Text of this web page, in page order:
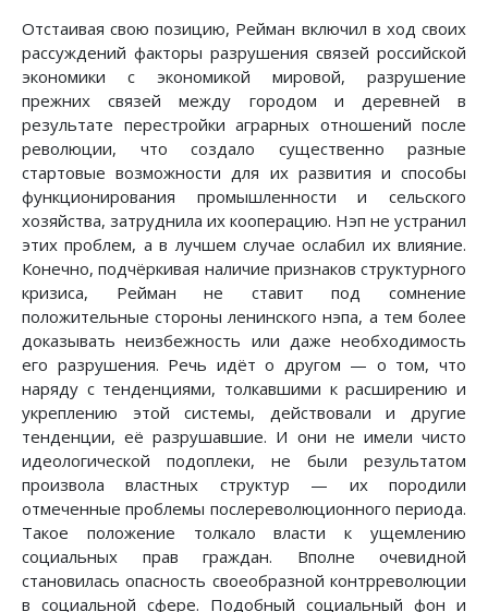
Отстаивая свою позицию, Рейман включил в ход своих
рассуждений факторы разрушения связей российской
экономики с экономикой мировой, разрушение
прежних связей между городом и деревней в
результате перестройки аграрных отношений после
революции, что создало существенно разные
стартовые возможности для их развития и способы
функционирования промышленности и сельского
хозяйства, затруднила их кооперацию. Нэп не устранил
этих проблем, а в лучшем случае ослабил их влияние.
Конечно, подчёркивая наличие признаков структурного
кризиса, Рейман не ставит под сомнение
положительные стороны ленинского нэпа, а тем более
доказывать неизбежность или даже необходимость
его разрушения. Речь идёт о другом — о том, что
наряду с тенденциями, толкавшими к расширению и
укреплению этой системы, действовали и другие
тенденции, её разрушавшие. И они не имели чисто
идеологической подоплеки, не были результатом
произвола властных структур — их породили
отмеченные проблемы послереволюционного периода.
Такое положение толкало власти к ущемлению
социальных прав граждан. Вполне очевидной
становилась опасность своеобразной контрреволюции
в социальной сфере. Подобный социальный фон и